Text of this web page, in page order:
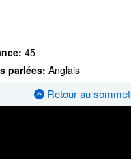
45
parlées: Anglais
Retour au sommet